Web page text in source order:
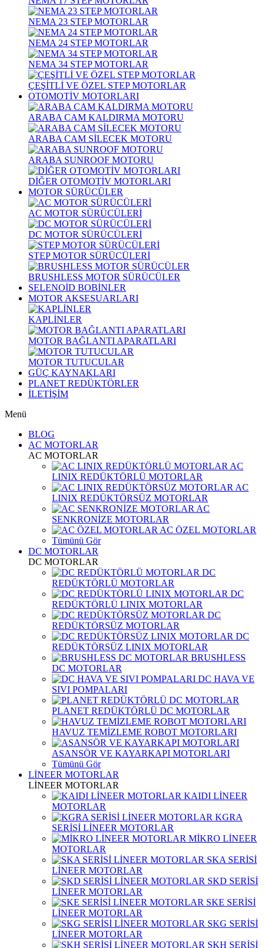
NEMA 23 STEP MOTORLAR
NEMA 24 STEP MOTORLAR
NEMA 34 STEP MOTORLAR
ÇEŞİTLİ VE ÖZEL STEP MOTORLAR
OTOMOTİV MOTORLARI
ARABA CAM KALDIRMA MOTORU
ARABA CAM SİLECEK MOTORU
ARABA SUNROOF MOTORU
DİĞER OTOMOTİV MOTORLARI
MOTOR SÜRÜCÜLER
AC MOTOR SÜRÜCÜLERİ
DC MOTOR SÜRÜCÜLERİ
STEP MOTOR SÜRÜCÜLERİ
BRUSHLESS MOTOR SÜRÜCÜLER
SELENOİD BOBİNLER
MOTOR AKSESUARLARI
KAPLİNLER
MOTOR BAĞLANTI APARATLARI
MOTOR TUTUCULAR
GÜÇ KAYNAKLARI
PLANET REDÜKTÖRLER
İLETİŞİM
Menü
BLOG
AC MOTORLAR
AC MOTORLAR
AC
LINIX REDÜKTÖRLÜ MOTORLAR
AC
LINIX REDÜKTÖRSÜZ MOTORLAR
AC
SENKRONİZE MOTORLAR
AC ÖZEL MOTORLAR
Tümünü Gör
DC MOTORLAR
DC MOTORLAR
DC
REDÜKTÖRLÜ MOTORLAR
DC
REDÜKTÖRLÜ LINIX MOTORLAR
DC
REDÜKTÖRSÜZ MOTORLAR
DC
REDÜKTÖRSÜZ LINIX MOTORLAR
BRUSHLESS
DC MOTORLAR
DC HAVA VE
SIVI POMPALARI
PLANET REDÜKTÖRLÜ DC MOTORLAR
HAVUZ TEMİZLEME ROBOT MOTORLARI
ASANSÖR VE KAYARKAPI MOTORLARI
Tümünü Gör
LİNEER MOTORLAR
LİNEER MOTORLAR
KAIDI LİNEER
MOTORLAR
KGRA
SERİSİ LİNEER MOTORLAR
MİKRO LİNEER
MOTORLAR
SKA SERİSİ
LİNEER MOTORLAR
SKD SERİSİ
LİNEER MOTORLAR
SKE SERİSİ
LİNEER MOTORLAR
SKG SERİSİ
LİNEER MOTORLAR
SKH SERİSİ